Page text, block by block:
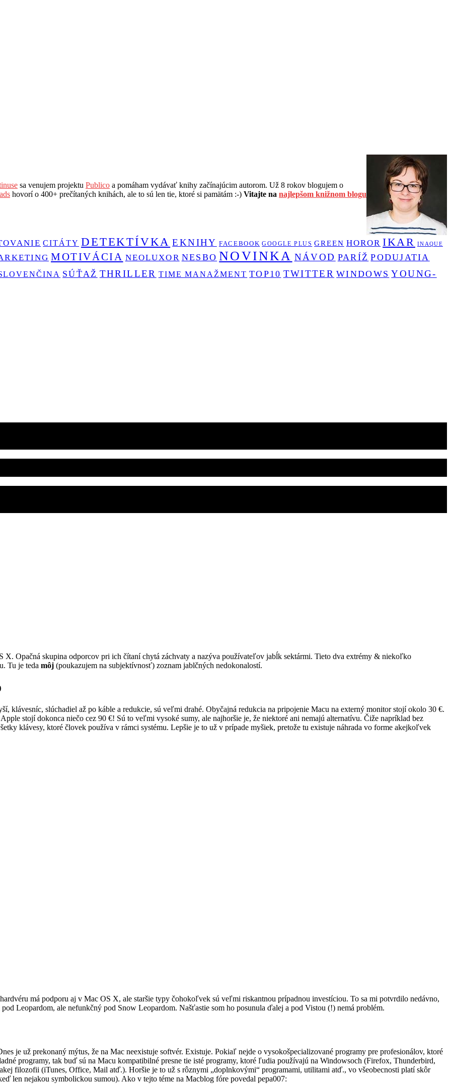
sa venujem projektu Publico a pomáham vydávať knihy začínajúcim autorom. Už 8 rokov blogujem o
hovorí o 400+ prečítaných knihách, ale to sú len tie, ktoré si pamätám :-) Vitajte na najlepšom knižnom blogu
CITÁTY DETEKTÍVKA EKNIHY FACEBOOK GOOGLE PLUS GREEN HOROR IKAR INAQUE
MOTIVÁCIA NEOLUXOR NESBO NOVINKA NÁVOD PARÍŽ PODUJATIA
SÚŤAŽ THRILLER TIME MANAŽMENT TOP10 TWITTER WINDOWS YOUNG-
Opačná skupina odporcov pri ich čítaní chytá záchvaty a nazýva používateľov jabĺk sektármi. Tieto dva extrémy & niekoľko
Tu je teda môj (poukazujem na subjektívnosť) zoznam jablčných nedokonalostí.
klávesníc, slúchadiel až po káble a redukcie, sú veľmi drahé. Obyčajná redukcia na pripojenie Macu na externý monitor stojí okolo 30 €.
stojí dokonca niečo cez 90 €! Sú to veľmi vysoké sumy, ale najhoršie je, že niektoré ani nemajú alternatívu. Čiže napríklad bez
klávesy, ktoré človek používa v rámci systému. Lepšie je to už v prípade myšiek, pretože tu existuje náhrada vo forme akejkoľvek
má podporu aj v Mac OS X, ale staršie typy čohokoľvek sú veľmi riskantnou prípadnou investíciou. To sa mi potvrdilo nedávno,
Leopardom, ale nefunkčný pod Snow Leopardom. Našťastie som ho posunula ďalej a pod Vistou (!) nemá problém.
je už prekonaný mýtus, že na Mac neexistuje softvér. Existuje. Pokiaľ nejde o vysokošpecializované programy pre profesionálov, ktoré
programy, tak buď sú na Macu kompatibilné presne tie isté programy, ktoré ľudia používajú na Windowsoch (Firefox, Thunderbird,
filozofii (iTunes, Office, Mail atď.). Horšie je to už s rôznymi „doplnkovými“ programami, utilitami atď., vo všeobecnosti platí skôr
len nejakou symbolickou sumou). Ako v tejto téme na Macblog fóre povedal pepa007: